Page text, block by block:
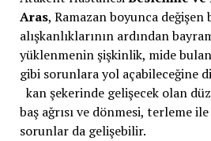
Aras, Ramazan boyunca değişen
alışkanlıklarının ardından
yüklenmenin şişkinlik, mide
gibi sorunlara yol açabileceğine
kan şekerinde gelişecek olan
baş ağrısı ve dönmesi, terleme
sorunlar da gelişebilir.